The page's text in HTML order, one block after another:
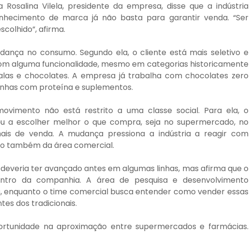
Vilela, presidente da empresa, disse que a indústria
de marca já não basta para garantir venda. “Ser
afirma.
no consumo. Segundo ela, o cliente está mais seletivo e
alguma funcionalidade, mesmo em categorias historicamente
e chocolates. A empresa já trabalha com chocolates zero
com proteína e suplementos.
não está restrito a uma classe social. Para ela, o
a escolher melhor o que compra, seja no supermercado, no
de venda. A mudança pressiona a indústria a reagir com
também da área comercial.
ter avançado antes em algumas linhas, mas afirma que o
da companhia. A área de pesquisa e desenvolvimento
o time comercial busca entender como vender essas
dos tradicionais.
na aproximação entre supermercados e farmácias.